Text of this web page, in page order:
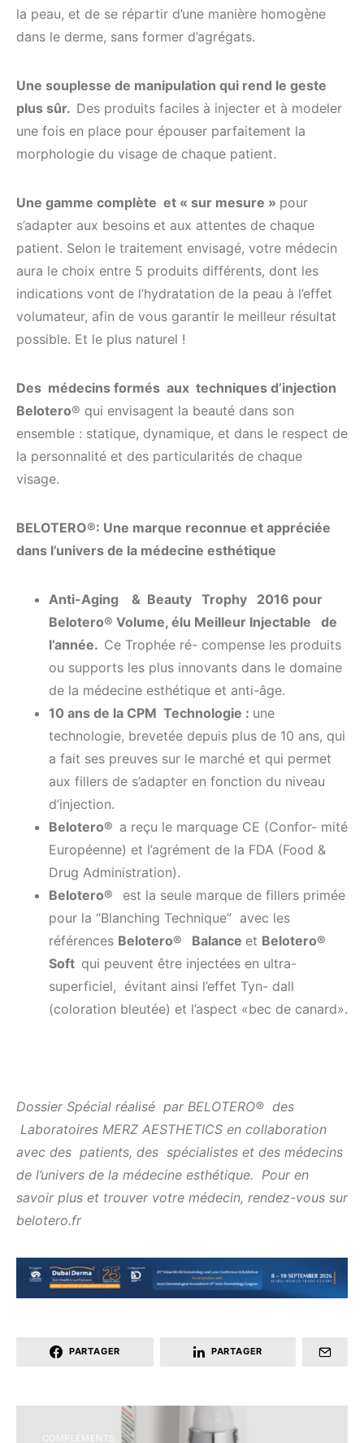
la peau, et de se répartir d’une manière homogène
dans le derme, sans former d’agrégats.
Une souplesse de manipulation qui rend le geste
plus sûr. Des produits faciles à injecter et à modeler
une fois en place pour épouser parfaitement la
morphologie du visage de chaque patient.
Une gamme complète et « sur mesure » pour
s’adapter aux besoins et aux attentes de chaque
patient. Selon le traitement envisagé, votre médecin
aura le choix entre 5 produits différents, dont les
indications vont de l’hydratation de la peau à l’effet
volumateur, afin de vous garantir le meilleur résultat
possible. Et le plus naturel !
Des médecins formés aux techniques d’injection
Belotero® qui envisagent la beauté dans son
ensemble : statique, dynamique, et dans le respect de
la personnalité et des particularités de chaque
visage.
BELOTERO®: Une marque reconnue et appréciée
dans l’univers de la médecine esthétique
Anti-Aging & Beauty Trophy 2016 pour
Belotero® Volume, élu Meilleur Injectable de
l’année. Ce Trophée ré- compense les produits
ou supports les plus innovants dans le domaine
de la médecine esthétique et anti-âge.
10 ans de la CPM Technologie : une
technologie, brevetée depuis plus de 10 ans, qui
a fait ses preuves sur le marché et qui permet
aux fillers de s’adapter en fonction du niveau
d’injection.
Belotero® a reçu le marquage CE (Confor- mité
Européenne) et l’agrément de la FDA (Food &
Drug Administration).
Belotero® est la seule marque de fillers primée
pour la “Blanching Technique” avec les
références Belotero® Balance et Belotero®
Soft qui peuvent être injectées en ultra-
superficiel, évitant ainsi l’effet Tyn- dall
(coloration bleutée) et l’aspect «bec de canard».
Dossier Spécial réalisé par BELOTERO® des
Laboratoires MERZ AESTHETICS en collaboration
avec des patients, des spécialistes et des médecins
de l’univers de la médecine esthétique. Pour en
savoir plus et trouver votre médecin, rendez-vous sur
belotero.fr
PARTAGER PARTAGER
COMPLÉMENTS